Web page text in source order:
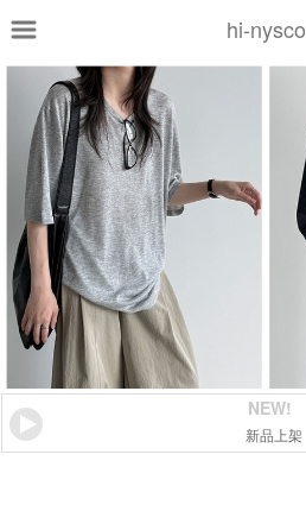
hi-nysco
NEW!
新品上架